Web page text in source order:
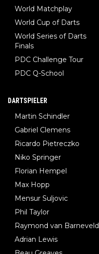
World Matchplay
World Cup of Darts
World Series of Darts
Finals
PDC Challenge Tour
PDC Q-School
DARTSPIELER
Martin Schindler
Gabriel Clemens
Ricardo Pietreczko
Niko Springer
Florian Hempel
Max Hopp
Mensur Suljovic
Phil Taylor
Raymond van Barneveld
Adrian Lewis